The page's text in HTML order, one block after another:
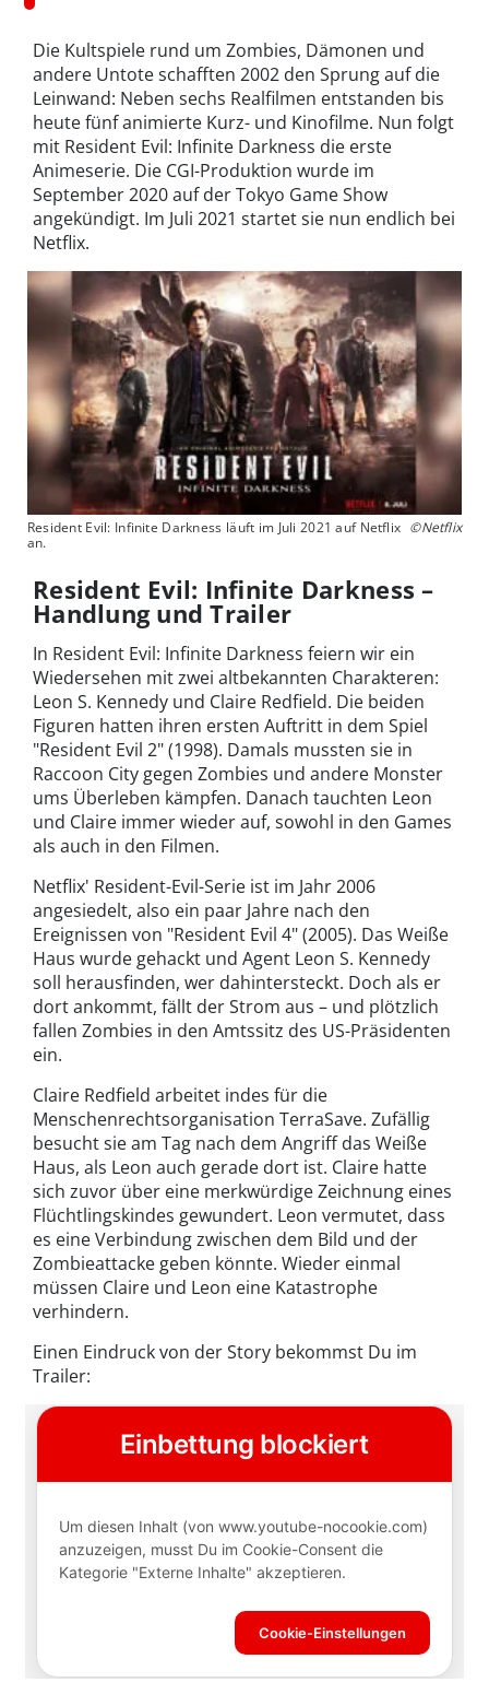
Die Kultspiele rund um Zombies, Dämonen und
andere Untote schafften 2002 den Sprung auf die
Leinwand: Neben sechs Realfilmen entstanden bis
heute fünf animierte Kurz- und Kinofilme. Nun folgt
mit Resident Evil: Infinite Darkness die erste
Animeserie. Die CGI-Produktion wurde im
September 2020 auf der Tokyo Game Show
angekündigt. Im Juli 2021 startet sie nun endlich bei
Netflix.
Resident Evil: Infinite Darkness läuft im Juli 2021 auf Netflix
an.
©Netflix
Resident Evil: Infinite Darkness –
Handlung und Trailer
In Resident Evil: Infinite Darkness feiern wir ein
Wiedersehen mit zwei altbekannten Charakteren:
Leon S. Kennedy und Claire Redfield. Die beiden
Figuren hatten ihren ersten Auftritt in dem Spiel
"Resident Evil 2" (1998). Damals mussten sie in
Raccoon City gegen Zombies und andere Monster
ums Überleben kämpfen. Danach tauchten Leon
und Claire immer wieder auf, sowohl in den Games
als auch in den Filmen.
Netflix' Resident-Evil-Serie ist im Jahr 2006
angesiedelt, also ein paar Jahre nach den
Ereignissen von "Resident Evil 4" (2005). Das Weiße
Haus wurde gehackt und Agent Leon S. Kennedy
soll herausfinden, wer dahintersteckt. Doch als er
dort ankommt, fällt der Strom aus – und plötzlich
fallen Zombies in den Amtssitz des US-Präsidenten
ein.
Claire Redfield arbeitet indes für die
Menschenrechtsorganisation TerraSave. Zufällig
besucht sie am Tag nach dem Angriff das Weiße
Haus, als Leon auch gerade dort ist. Claire hatte
sich zuvor über eine merkwürdige Zeichnung eines
Flüchtlingskindes gewundert. Leon vermutet, dass
es eine Verbindung zwischen dem Bild und der
Zombieattacke geben könnte. Wieder einmal
müssen Claire und Leon eine Katastrophe
verhindern.
Einen Eindruck von der Story bekommst Du im
Trailer: